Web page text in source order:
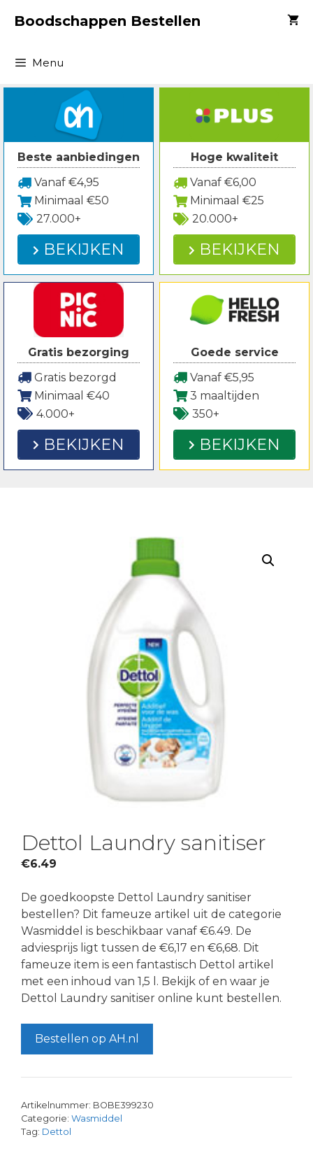
naarBoodschappen Bestellen
Menu
Beste aanbiedingen
Vanaf €4,95
Minimaal €50
27.000+
BEKIJKEN
Hoge kwaliteit
Vanaf €6,00
Minimaal €25
20.000+
BEKIJKEN
Gratis bezorging
Gratis bezorgd
Minimaal €40
4.000+
BEKIJKEN
Goede service
Vanaf €5,95
3 maaltijden
350+
BEKIJKEN
Dettol Laundry sanitiser
€6.49
De goedkoopste Dettol Laundry sanitiser
bestellen? Dit fameuze artikel uit de categorie
Wasmiddel is beschikbaar vanaf €6.49. De
adviesprijs ligt tussen de €6,17 en €6,68. Dit
fameuze item is een fantastisch Dettol artikel
met een inhoud van 1,5 l. Bekijk of en waar je
Dettol Laundry sanitiser online kunt bestellen.
Bestellen op AH.nl
Artikelnummer: BOBE399230
Categorie: Wasmiddel
Tag: Dettol